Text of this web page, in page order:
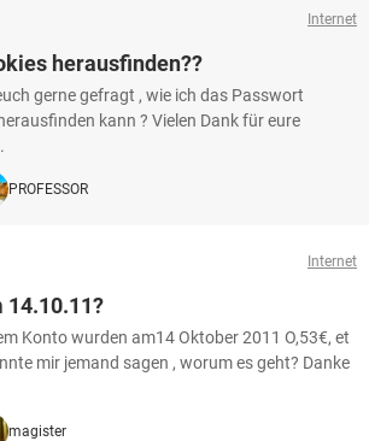
Internet
herausfinden??
gerne gefragt , wie ich das Passwort
kann ? Vielen Dank für eure
PROFESSOR
Internet
14.10.11?
Konto wurden am14 Oktober 2011 O,53€, et
mir jemand sagen , worum es geht? Danke
magister